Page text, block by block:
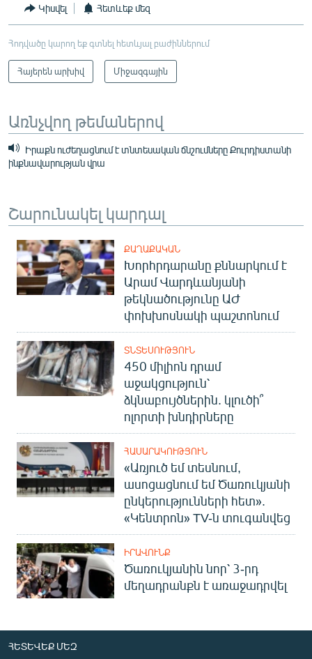
Կիսվել Հետևեք մեզ
Հոդվածը կարող եք գտնել հետևյալ բաժիններում
Հայերեն արխիվ Միջազգային
Առնչվող թեմաներով
Իրաքն ուժեղացնում է տնտեսական ճնշումները Քուրդիստանի
ինքնավարության վրա
Շարունակել կարդալ
ՔԱՂԱՔԱԿԱՆ
Խորհրդարանը քննարկում է
Արամ Վարդևանյանի
թեկնածությունը ԱԺ
փոխխոսնակի պաշտոնում
ՏՆՏԵՍՈՒԹՅՈՒՆ
450 միլիոն դրամ
աջակցություն՝
ձկնաբույծներին. կլուծի՞
ոլորտի խնդիրները
ՀԱՍԱՐԱԿՈՒԹՅՈՒՆ
«Առյուծ եմ տեսնում,
ասոցացնում եմ Ծառուկյանի
ընկերությունների հետ».
«Կենտրոն» TV-ն տուգանվեց
ԻՐԱՎՈՒՆՔ
Ծառուկյանին նոր՝ 3-րդ
մեղադրանքն է առաջադրվել
ՀԵՏԵՎԵՔ ՄԵԶ